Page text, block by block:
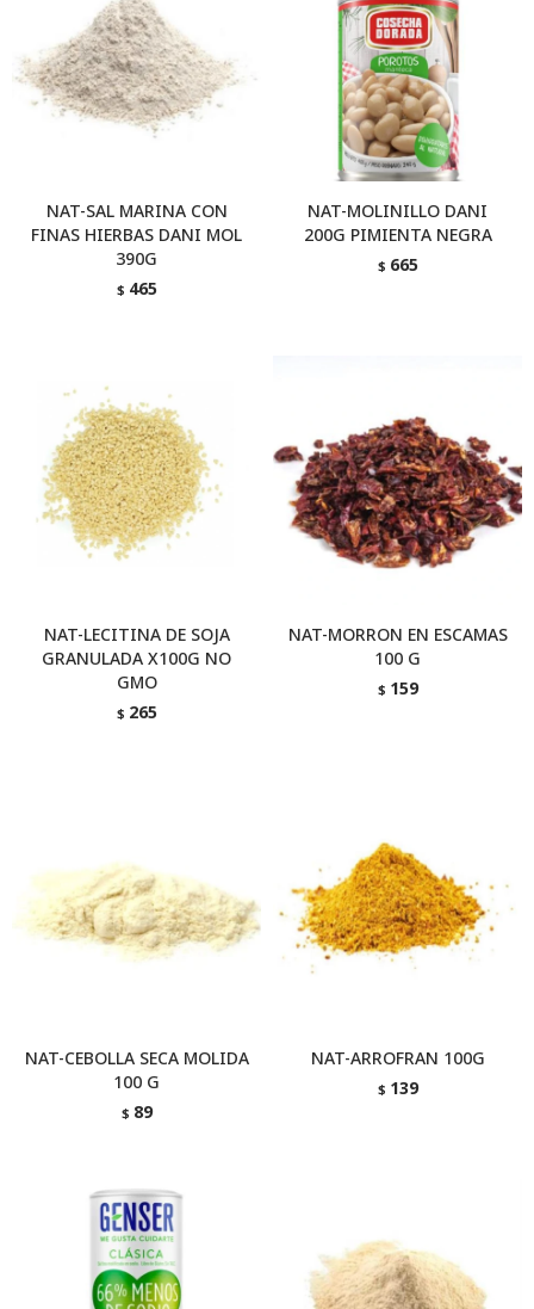
NAT-SAL MARINA CON
FINAS HIERBAS DANI MOL
390G
$ 465
NAT-MOLINILLO DANI
200G PIMIENTA NEGRA
$ 665
NAT-LECITINA DE SOJA
GRANULADA X100G NO
GMO
$ 265
NAT-MORRON EN ESCAMAS
100 G
$ 159
NAT-CEBOLLA SECA MOLIDA
100 G
$ 89
NAT-ARROFRAN 100G
$ 139